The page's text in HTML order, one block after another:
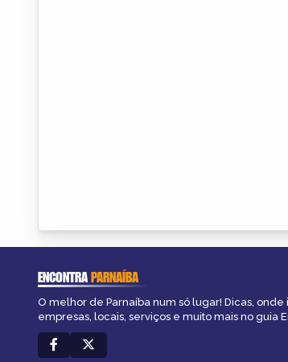
ENCONTRAPARNAÍBA
O melhor de Parnaíba num só lugar! Dicas,
empresas, locais, serviços e muito mais no guia